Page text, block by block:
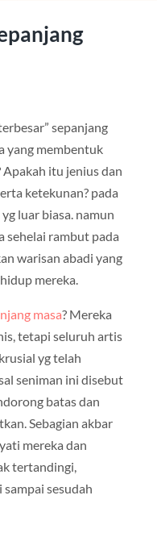
sepanjang
yang membentuk
itu jenius dan
ketekunan? pada
luar biasa. namun
sehelai rambut pada
warisan abadi yang
mereka.
masa? Mereka
tetapi seluruh artis
yg telah
seniman ini disebut
batas dan
Sebagian akbar
mereka dan
tertandingi,
sesudah